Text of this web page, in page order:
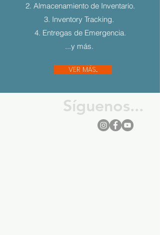
2. Almacenamiento de Inventario.
3. Inventory Tracking.
4. Entregas de Emergencia.
...y más.
VER MÁS...
Síguenos...